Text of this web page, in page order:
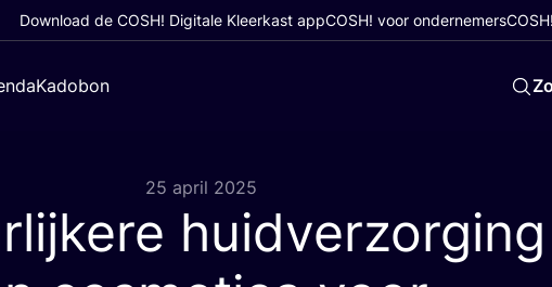
Download de COSH! Digitale Kleerkast appCOSH! voor ondernemers
Kadobon
25 april 2025
huidverzorging